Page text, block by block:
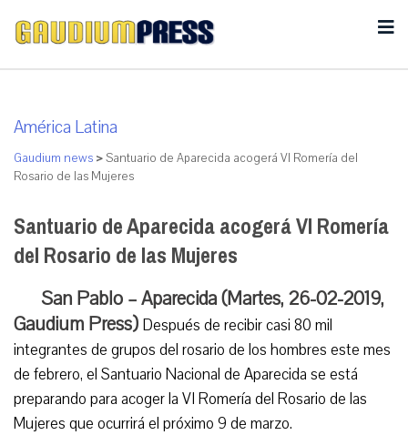
América Latina
Gaudium news >Santuario de Aparecida acogerá VI Romería del
Rosario de las Mujeres
Santuario de Aparecida acogerá VI Romería
del Rosario de las Mujeres
San Pablo – Aparecida (Martes, 26-02-2019,
Gaudium Press) Después de recibir casi 80 mil
integrantes de grupos del rosario de los hombres este mes
de febrero, el Santuario Nacional de Aparecida se está
preparando para acoger la VI Romería del Rosario de las
Mujeres que ocurrirá el próximo 9 de marzo.